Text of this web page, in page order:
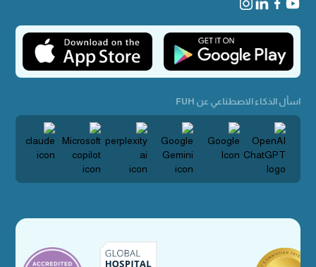
اسأل الذكاء الاصطناعي عن FUH